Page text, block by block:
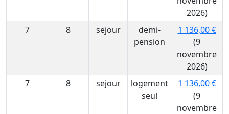
2026)
7
8 sejour
demi-
pension
1 136,00 €
(9
novembre
2026)
7
8 sejour
logement
seul
1 136,00 €
(9
novembre